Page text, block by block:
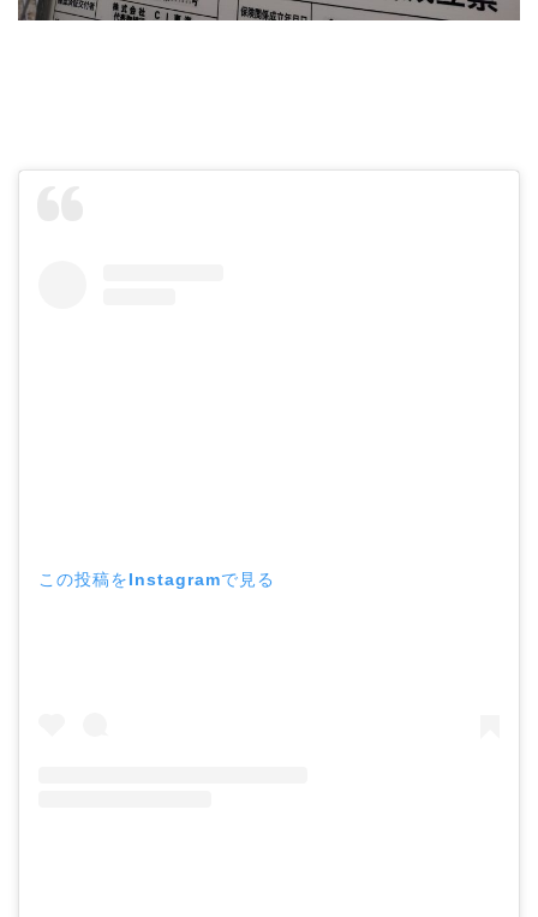
この投稿をInstagramで見る